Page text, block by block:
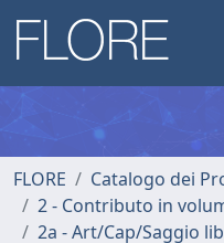
FLORE
Catalogo dei
2 - Contributo in
2a - Art/Cap/Saggio